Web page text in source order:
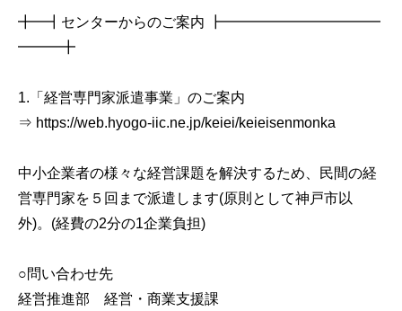
╋━┫センターからのご案内 ┣━━━━━━━━━━━
━━━╋
1.「経営専門家派遣事業」のご案内
⇒ https://web.hyogo-iic.ne.jp/keiei/keieisenmonka
中小企業者の様々な経営課題を解決するため、民間の経
営専門家を５回まで派遣します(原則として神戸市以
外)。(経費の2分の1企業負担)
○問い合わせ先
経営推進部 経営・商業支援課